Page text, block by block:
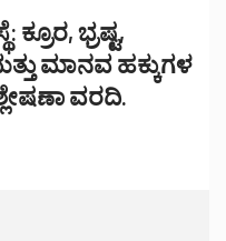
ಭ್ರಷ್ಟ,
ಮಾನವ ಹಕ್ಕುಗಳ
ವರದಿ.